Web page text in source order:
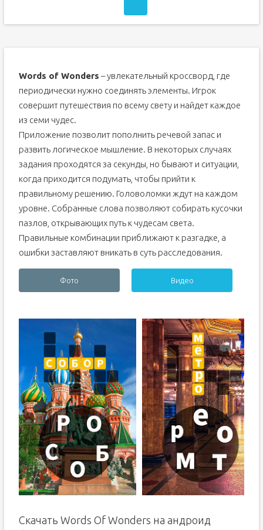
Words of Wonders – увлекательный кроссворд, где
периодически нужно соединять элементы. Игрок
совершит путешествия по всему свету и найдет каждое
из семи чудес.
Приложение позволит пополнить речевой запас и
развить логическое мышление. В некоторых случаях
задания проходятся за секунды, но бывают и ситуации,
когда приходится подумать, чтобы прийти к
правильному решению. Головоломки ждут на каждом
уровне. Собранные слова позволяют собирать кусочки
пазлов, открывающих путь к чудесам света.
Правильные комбинации приближают к разгадке, а
ошибки заставляют вникать в суть расследования.
Фото Видео
Скачать Words Of Wonders на андроид